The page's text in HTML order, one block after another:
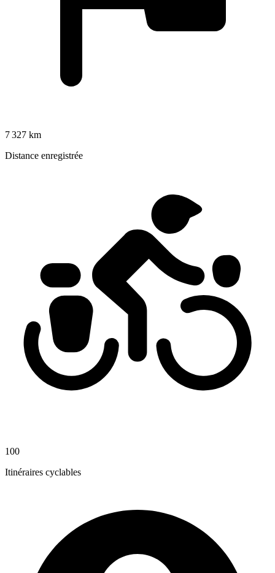
7 327 km
Distance enregistrée
100
Itinéraires cyclables